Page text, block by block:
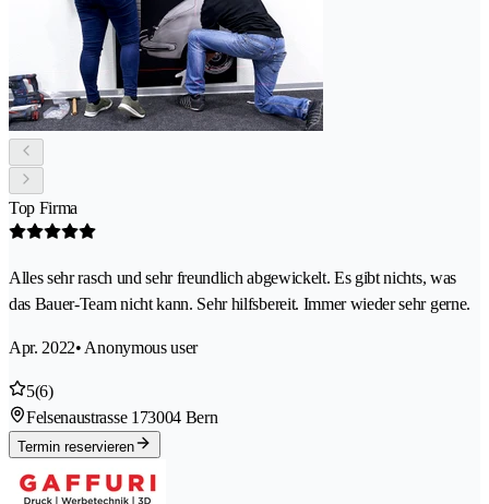
Top Firma
Alles sehr rasch und sehr freundlich abgewickelt. Es gibt nichts, was
das Bauer-Team nicht kann. Sehr hilfsbereit. Immer wieder sehr gerne.
Apr. 2022• Anonymous user
5(6)
Felsenaustrasse 173004 Bern
Termin reservieren